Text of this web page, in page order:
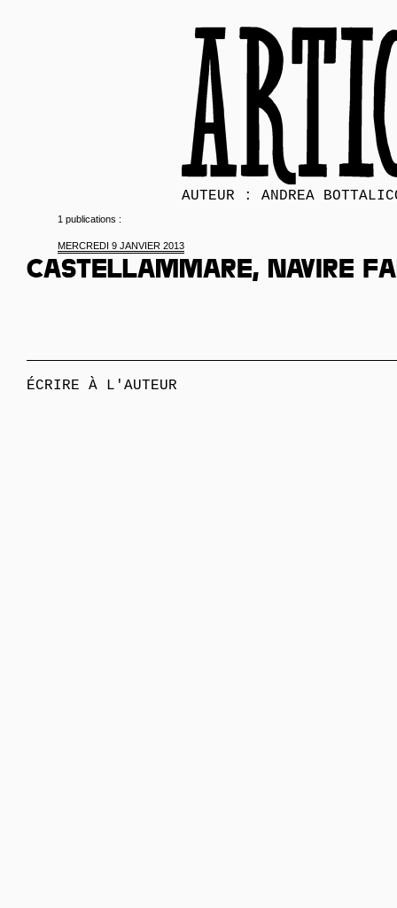
AUTEUR : ANDREA
1 publications :
MERCREDI 9 JANVIER 2013
Castellammare, navire
ÉCRIRE À L'AUTEUR